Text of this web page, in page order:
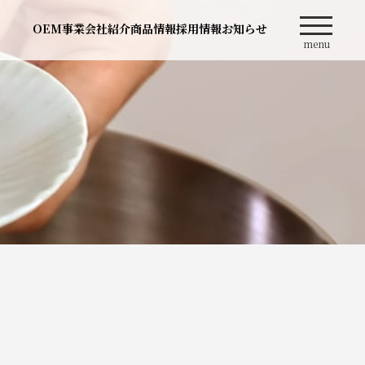
OEM事業会社紹介商品情報採用情報お知らせ
menu